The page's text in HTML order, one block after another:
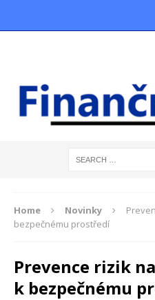
Home Novinky
bezpečnému prostředí
Prevence rizik
k bezpečnému